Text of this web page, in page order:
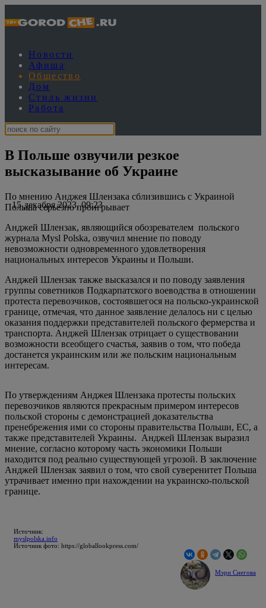
Новости
Афиша
Общество
Дом
Стиль жизни
Работа
В Польше озвучили резкое
высказывание об Украине
15 декабря 2023, 09:23
По мнению Анджея Шлензака сблизившись с Украиной
Польша серьёзно проигрывает
Анджей Шлензак, являющийся обозревателем польского
журнала Mysl Polska, озвучил мнение по поводу
невозможности одновременного удовлетворения
национальных интересов Украины и Польши.
Анджей Шлензак также высказался и по поводу заявления
группы советников Подкарпатского воеводства в отношении
протеста перевозчиков, состоявшегося на польско-украинской
границе, отмечая, что данное заявление делалось ни с целью
оказания поддержки представителей польского фермерства и
транспорта. Анджей Шлензак отрицает о существовании
возможности всеобщего счастья, заявив о том, что победа
достанется украинским или же польским национальным
интересам.
По утверждениям Анджея Шлензака протесты польских
перевозчиков являются прекрасным примером интересов
польской стороны с демонстрацией доказательства
пренебрежения ими со стороны правительства Польши, ЕС, а
также представителей Украины. Анджей Шлензак выразил
мнение, согласно которому часть экономики Польши
находится под реально существующей угрозой. В заключение
Анджей Шлензак заявил о том, что свой суверенитет Польша
утрачивает именно при нахождении на украинско-польской
границе.
Источник:
myslpolska.info
Источник фото: https://globallookpress.com/
Мэри Снегова